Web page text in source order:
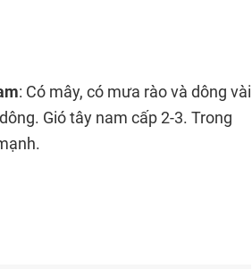
: Có mây, có mưa rào và dông vài
Gió tây nam cấp 2-3. Trong